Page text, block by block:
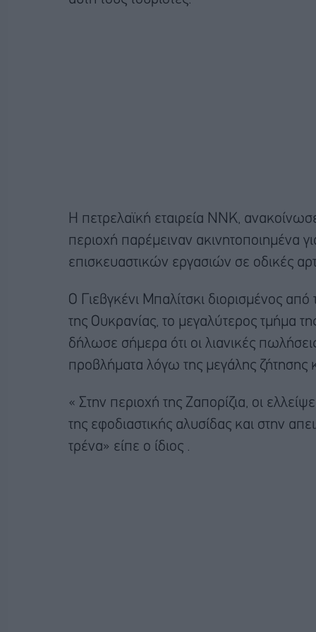
Η πετρελαϊκή εταιρεία ΝΝΚ,
περιοχή παρέμειναν ακινητοποιημένα
επισκευαστικών εργασιών σε οδικές
Ο Γιεβγκένι Μπαλίτσκι διορισμένος
της Ουκρανίας, το μεγαλύτερος τμήμα
δήλωσε σήμερα ότι οι λιανικές
προβλήματα λόγω της μεγάλης ζήτησης
« Στην περιοχή της Ζαπορίζια, οι
της εφοδιαστικής αλυσίδας και στην
τρένα» είπε ο ίδιος .